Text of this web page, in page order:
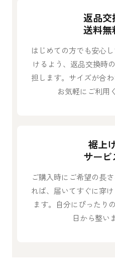
返品交
送料無
はじめての方でも安心
けるよう、返品交換時
担します。サイズが合わ
お気軽にご利用
裾上
サービ
ご購入時にご希望の長
れば、届いてすぐに穿
ます。自分にぴったり
日から整い